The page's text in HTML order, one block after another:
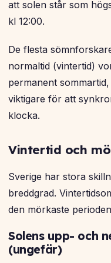
att solen står som
kl 12:00.
De flesta
normaltid (vintertid)
permanent
viktigare för att
klocka.
Vintertid och
Sverige har stora
breddgrad.
den mörkaste
Solens upp- och
(ungefär)